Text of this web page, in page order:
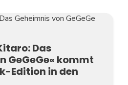
Das
GeGeGe« kommt
Edition in den